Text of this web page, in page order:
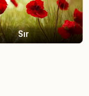
Sır